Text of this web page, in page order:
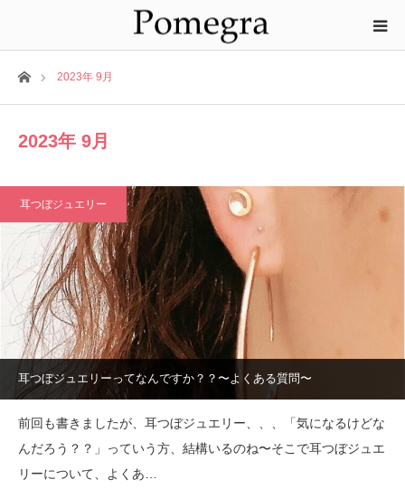
ホーム2023年 9月
2023年 9月
耳つぼジュエリー
耳つぼジュエリーってなんですか？？〜よくある質問〜
前回も書きましたが、耳つぼジュエリー、、、「気になるけどな
んだろう？？」っていう方、結構いるのね〜そこで耳つぼジュエ
リーについて、よくあ…